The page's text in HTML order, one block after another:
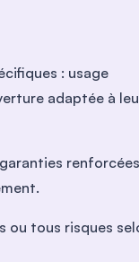
: usage
adaptée à
renforcées
ou tous risques